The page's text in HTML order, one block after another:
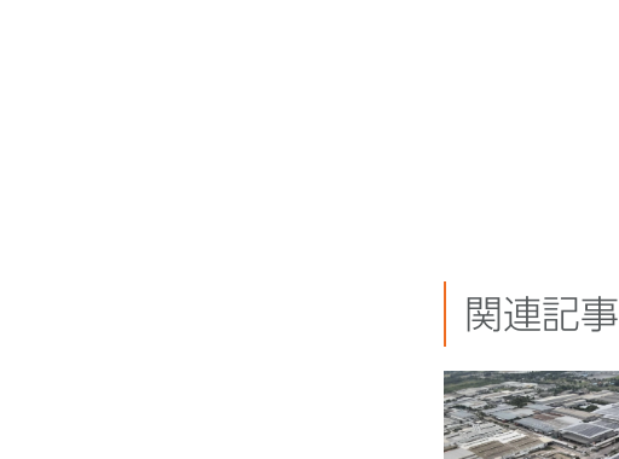
関連記事